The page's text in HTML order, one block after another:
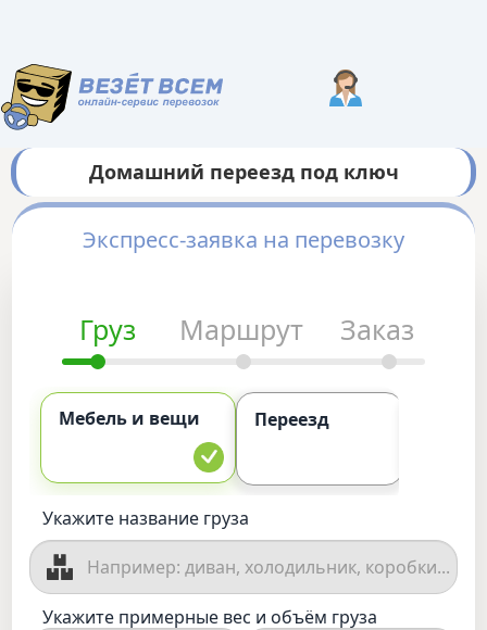
Домашний переезд под ключ
Экспресс-заявка на перевозку
Груз Маршрут Заказ
Мебель и вещи Переезд
Укажите название груза
Укажите примерные вес и объём груза